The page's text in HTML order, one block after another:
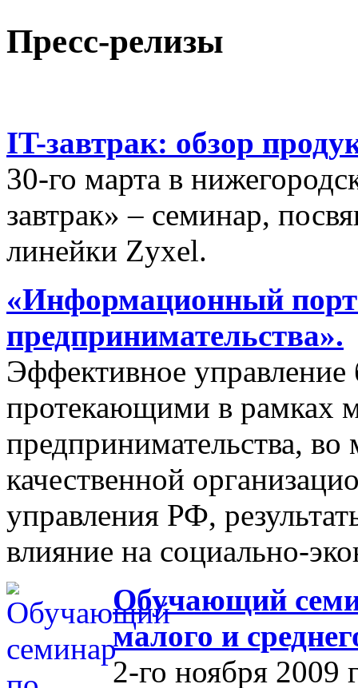
Пресс-релизы
IT-завтрак: обзор
30-го марта в
завтрак» – семинар,
линейки Zyxel.
«Информационный
предпринимательства».
Эффективное управление
протекающими в рамках
предпринимательства,
качественной
управления РФ,
влияние на социально-
Обучающий
малого и
2-го ноября 2009